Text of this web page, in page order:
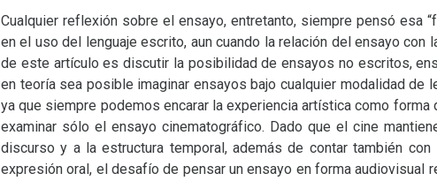
Cualquier reflexión sobre el ensayo, entretanto, siempre pensó esa
en el uso del lenguaje escrito, aun cuando la relación del ensayo
de este artículo es discutir la posibilidad de ensayos no escritos,
en teoría sea posible imaginar ensayos bajo cualquier modalidad de
ya que siempre podemos encarar la experiencia artística como
examinar sólo el ensayo cinematográfico. Dado que el cine
discurso y a la estructura temporal, además de contar también
expresión oral, el desafío de pensar un ensayo en forma